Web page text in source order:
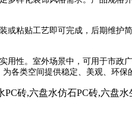
粘贴工艺即可完成，后期维护
性。室外场景中，可用于市政
各类空间提供稳定、美观、环保
砖,六盘水仿石PC砖,六盘水